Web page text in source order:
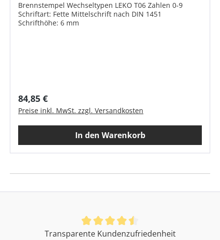
Brennstempel Wechseltypen LEKO T06 Zahlen 0-9
Schriftart: Fette Mittelschrift nach DIN 1451
Schrifthöhe: 6 mm
Regulärer Preis:
84,85 €
Preise inkl. MwSt. zzgl. Versandkosten
In den Warenkorb
Durchschnittliche Bewertung von 4.46 von 5 Sternen
Transparente Kundenzufriedenheit